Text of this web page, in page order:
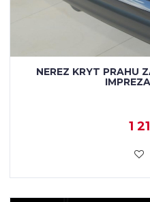
NEREZ KRYT PRAHU
1